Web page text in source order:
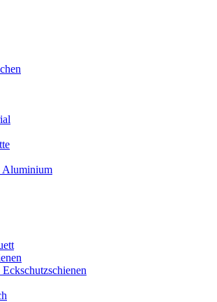
Aluminium